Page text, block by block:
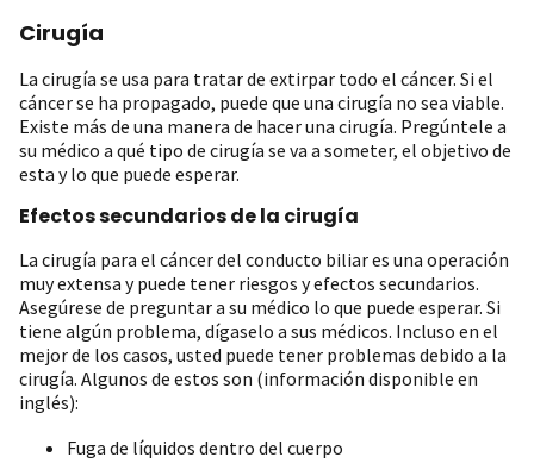
Cirugía
La cirugía se usa para tratar de extirpar todo el cáncer. Si el
cáncer se ha propagado, puede que una cirugía no sea viable.
Existe más de una manera de hacer una cirugía. Pregúntele a
su médico a qué tipo de cirugía se va a someter, el objetivo de
esta y lo que puede esperar.
Efectos secundarios de la cirugía
La cirugía para el cáncer del conducto biliar es una operación
muy extensa y puede tener riesgos y efectos secundarios.
Asegúrese de preguntar a su médico lo que puede esperar. Si
tiene algún problema, dígaselo a sus médicos. Incluso en el
mejor de los casos, usted puede tener problemas debido a la
cirugía. Algunos de estos son (información disponible en
inglés):
Fuga de líquidos dentro del cuerpo